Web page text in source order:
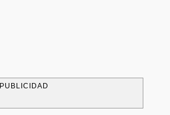
PUBLICIDAD